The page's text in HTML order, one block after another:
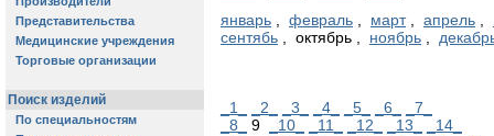
январь , февраль , март, апрель ,
сентябь , октябрь , ноябрь ,
_1_ _2_ _3_ _4_ _5_ _6_
_7_
_8_
9 _10_ _11_ _12_ _13_
_14_